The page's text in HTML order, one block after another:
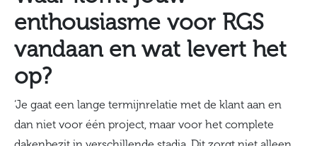
enthousiasme voor RGS
vandaan en wat levert het
op?
‘Je gaat een lange termijnrelatie met de klant aan en
dan niet voor één project, maar voor het complete